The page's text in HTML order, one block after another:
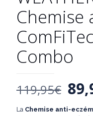
Chemise
Combo
119,95€ Le
La Chemise anti-